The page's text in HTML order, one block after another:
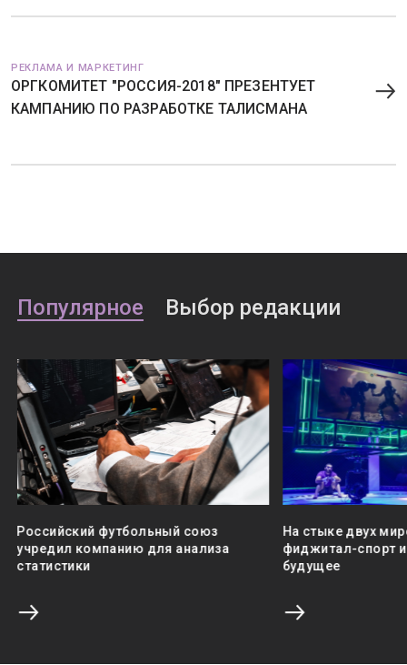
РЕКЛАМА И МАРКЕТИНГ
ОРГКОМИТЕТ "РОССИЯ-2018" ПРЕЗЕНТУЕТ
КАМПАНИЮ ПО РАЗРАБОТКЕ ТАЛИСМАНА
Популярное Выбор редакции
Российский футбольный союз
учредил компанию для анализа
статистики
На стыке двух
фиджитал-спорт
будущее